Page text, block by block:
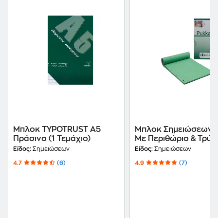
Μπλοκ TYPOTRUST Α5
Πράσινο (1 Τεμάχιο)
Είδος: Σημειώσεων
4.7 (6)
Μπλοκ Σημειώσεων
Με Περιθώριο &
Πράσινο
Είδος: Σημειώσεων
4.9 (7)